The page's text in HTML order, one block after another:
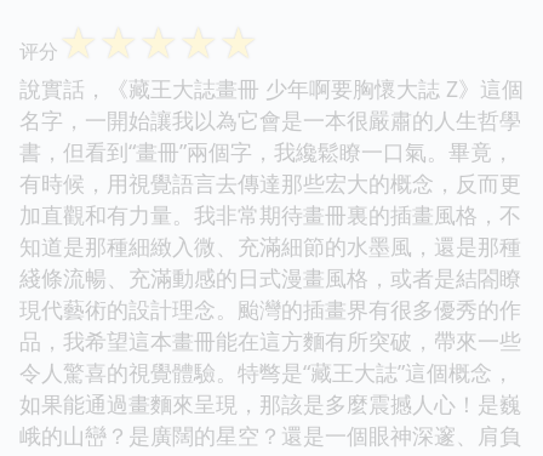
评分 ☆☆☆☆☆
說實話，《藏王大誌畫冊 少年啊要胸懷大誌 Z》這個
名字，一開始讓我以為它會是一本很嚴肅的人生哲學
書，但看到“畫冊”兩個字，我纔鬆瞭一口氣。畢竟，
有時候，用視覺語言去傳達那些宏大的概念，反而更
加直觀和有力量。我非常期待畫冊裏的插畫風格，不
知道是那種細緻入微、充滿細節的水墨風，還是那種
綫條流暢、充滿動感的日式漫畫風格，或者是結閤瞭
現代藝術的設計理念。颱灣的插畫界有很多優秀的作
品，我希望這本畫冊能在這方麵有所突破，帶來一些
令人驚喜的視覺體驗。特彆是“藏王大誌”這個概念，
如果能通過畫麵來呈現，那該是多麼震撼人心！是巍
峨的山巒？是廣闊的星空？還是一個眼神深邃、肩負